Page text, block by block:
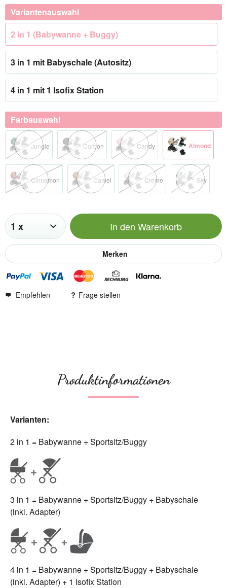
Variantenauswahl
2 in 1 (Babywanne + Buggy)
3 in 1 mit Babyschale (Autositz)
4 in 1 mit 1 Isofix Station
Farbauswahl
Jungle Carbon Candy Almond
Cinnamon Camel Creme Sky
In den Warenkorb
Merken
Empfehlen Frage stellen
Produktinformationen
Varianten:
2 in 1 = Babywanne + Sportsitz/Buggy
3 in 1 = Babywanne + Sportsitz/Buggy + Babyschale
(inkl. Adapter)
4 in 1 = Babywanne + Sportsitz/Buggy + Babyschale
(inkl. Adapter) + 1 Isofix Station